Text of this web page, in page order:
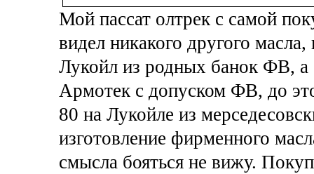
Мой пассат олтрек с самой
видел никакого другого
Лукойл из родных банок ФВ, а
Армотек с допуском ФВ, до
80 на Лукойле из
изготовление фирменного
смысла бояться не вижу.